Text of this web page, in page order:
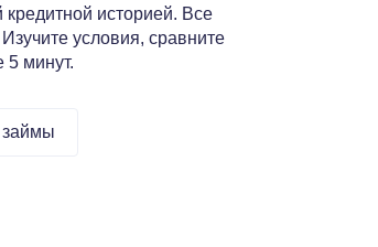
историей. Все
условия, сравните
5 минут.